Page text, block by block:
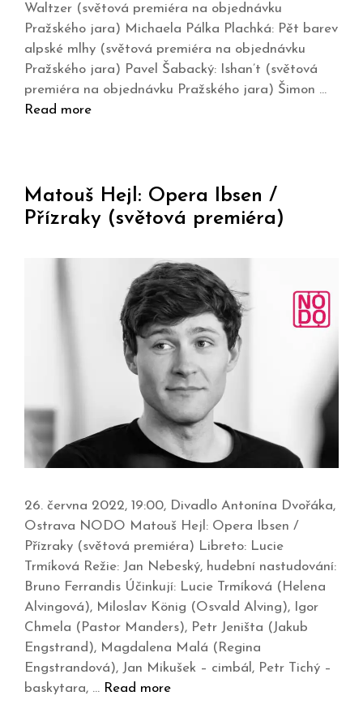
Waltzer (světová premiéra na objednávku
Pražského jara) Michaela Pálka Plachká: Pět barev
alpské mlhy (světová premiéra na objednávku
Pražského jara) Pavel Šabacký: Ishan’t (světová
premiéra na objednávku Pražského jara) Šimon …
Read more
Matouš Hejl: Opera Ibsen /
Přízraky (světová premiéra)
26. června 2022, 19:00, Divadlo Antonína Dvořáka,
Ostrava NODO Matouš Hejl: Opera Ibsen /
Přízraky (světová premiéra) Libreto: Lucie
Trmíková Režie: Jan Nebeský, hudební nastudování:
Bruno Ferrandis Účinkují: Lucie Trmíková (Helena
Alvingová), Miloslav König (Osvald Alving), Igor
Chmela (Pastor Manders), Petr Jeništa (Jakub
Engstrand), Magdalena Malá (Regina
Engstrandová), Jan Mikušek – cimbál, Petr Tichý –
baskytara, … Read more